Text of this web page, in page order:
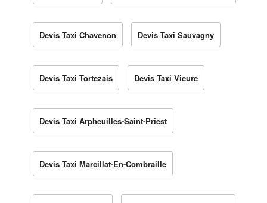
Devis Taxi Chavenon Devis Taxi Sauvagny
Devis Taxi Tortezais Devis Taxi Vieure
Devis Taxi Arpheuilles-Saint-Priest
Devis Taxi Marcillat-En-Combraille